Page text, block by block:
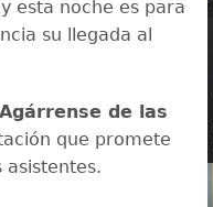
esta noche es para
su llegada al
de las
que promete
asistentes.